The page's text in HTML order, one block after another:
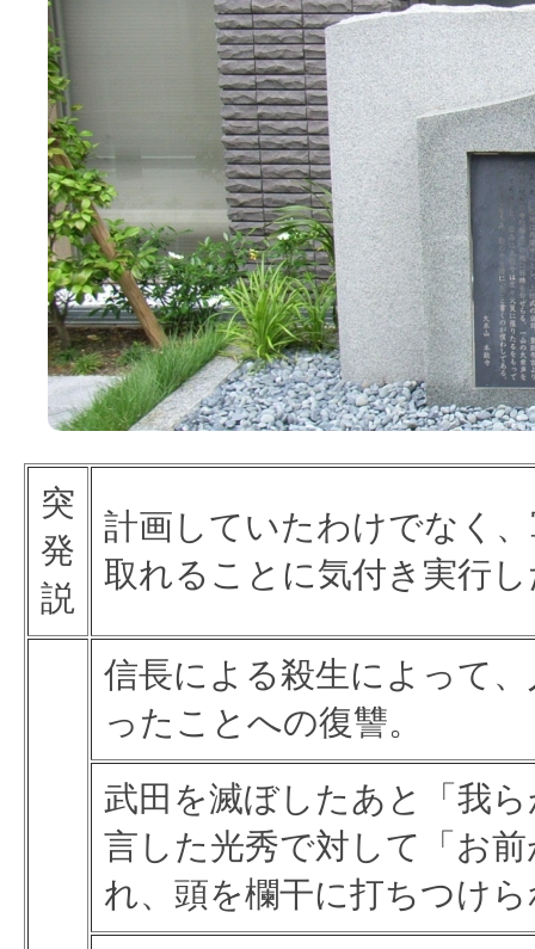
突
発
説
計画していたわけでなく
取れることに気付き実行
信長による殺生によって
ったことへの復讐。
武田を滅ぼしたあと「我
言した光秀で対して「お
れ、頭を欄干に打ちつけ